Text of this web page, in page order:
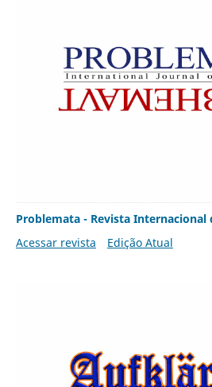
Problemata - Revista Internacional
Acessar revista
Edição Atual